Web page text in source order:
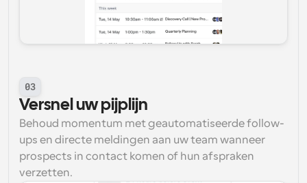
03
Versnel uw pijplijn
Behoud momentum met geautomatiseerde follow-
ups en directe meldingen aan uw team wanneer
prospects in contact komen of hun afspraken
verzetten.